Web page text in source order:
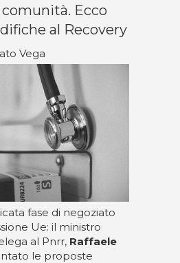
Ecco
al Recovery
Vega
fase di negoziato
Ue: il ministro
al Pnrr, Raffaele
le proposte